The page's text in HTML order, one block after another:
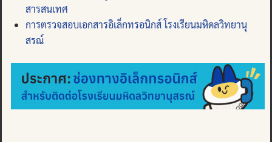
สารสนเทศ
การตรวจสอบเอกสารอิเล็กทรอนิกส์ โรงเรียนมหิดลวิทยานุ
สรณ์